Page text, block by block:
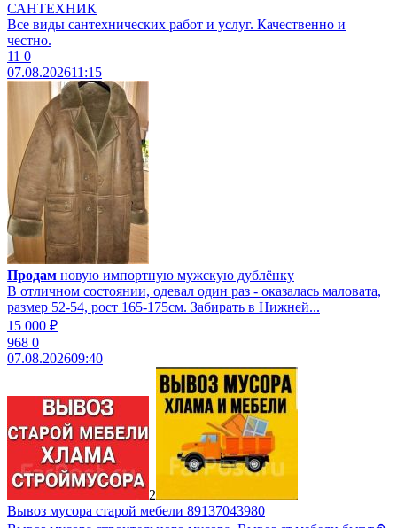
САНТЕХНИК
Все виды сантехнических работ и услуг. Качественно и
честно.
11 0
07.08.202611:15
Продам новую импортную мужскую дублёнку
В отличном состоянии, одевал один раз - оказалась маловата,
размер 52-54, рост 165-175см. Забирать в Нижней...
15 000 ₽
968 0
07.08.202609:40
2
Вывоз мусора старой мебели 89137043980